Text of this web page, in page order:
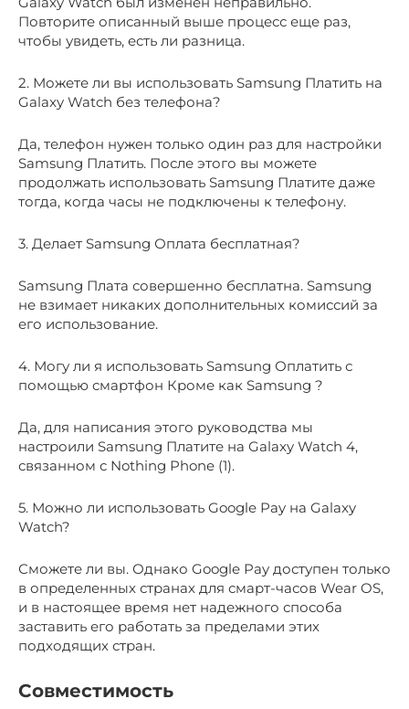
Повторите описанный выше процесс еще раз,
чтобы увидеть, есть ли разница.
2. Можете ли вы использовать Samsung Платить на
Galaxy Watch без телефона?
Да, телефон нужен только один раз для настройки
Samsung Платить. После этого вы можете
продолжать использовать Samsung Платите даже
тогда, когда часы не подключены к телефону.
3. Делает Samsung Оплата бесплатная?
Samsung Плата совершенно бесплатна. Samsung
не взимает никаких дополнительных комиссий за
его использование.
4. Могу ли я использовать Samsung Оплатить с
помощью смартфон Кроме как Samsung ?
Да, для написания этого руководства мы
настроили Samsung Платите на Galaxy Watch 4,
связанном с Nothing Phone (1).
5. Можно ли использовать Google Pay на Galaxy
Watch?
Сможете ли вы. Однако Google Pay доступен только
в определенных странах для смарт-часов Wear OS,
и в настоящее время нет надежного способа
заставить его работать за пределами этих
подходящих стран.
Совместимость